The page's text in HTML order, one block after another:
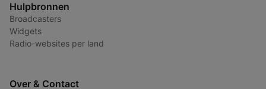
Hulpbronnen
Broadcasters
Widgets
Radio-websites per land
Over & Contact